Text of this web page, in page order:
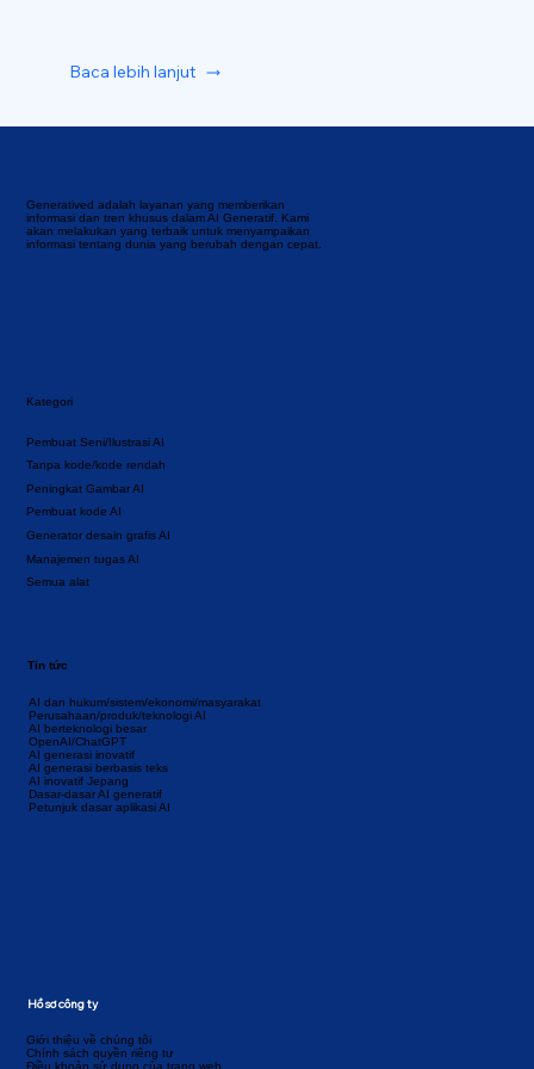
Generatived adalah layanan yang memberikan
informasi dan tren khusus dalam AI Generatif. Kami
akan melakukan yang terbaik untuk menyampaikan
informasi tentang dunia yang berubah dengan cepat.
Kategori
Semua alat
Manajemen tugas AI
Generator desain grafis AI
Tanpa kode/kode rendah
Pembuat kode AI
Peningkat Gambar AI
Pembuat Seni/Ilustrasi AI
AI dan hukum/sistem/ekonomi/masyarakat
Perusahaan/produk/teknologi AI
AI berteknologi besar
OpenAI/ChatGPT
AI generasi inovatif
AI generasi berbasis teks
AI inovatif Jepang
Dasar-dasar AI generatif
Petunjuk dasar aplikasi AI
Tin tức
Giới thiệu về chúng tôi
Chính sách quyền riêng tư
Điều khoản sử dụng của trang web
Hồ sơ công ty
Baca lebih lanjut